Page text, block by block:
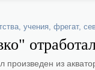
, учения, фрегат,
произведен из